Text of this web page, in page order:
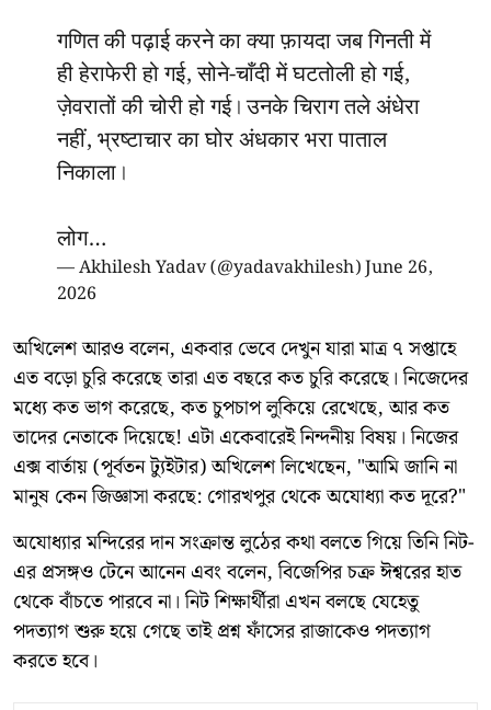
गणित की पढ़ाई करने का क्या फ़ायदा जब गिनती में
ही हेराफेरी हो गई, सोने-चाँदी में घटतोली हो गई,
ज़ेवरातों की चोरी हो गई। उनके चिराग तले अंधेरा
नहीं, भ्रष्टाचार का घोर अंधकार भरा पाताल
निकाला।
लोग…
— Akhilesh Yadav (@yadavakhilesh)June 26,
2026
অখিলেশ আরও বলেন, একবার ভেবে দেখুন যারা মাত্র ৭ সপ্তাহে
এত বড়ো চুরি করেছে তারা এত বছরে কত চুরি করেছে। নিজেদের
মধ্যে কত ভাগ করেছে, কত চুপচাপ লুকিয়ে রেখেছে, আর কত
তাদের নেতাকে দিয়েছে! এটা একেবারেই নিন্দনীয় বিষয়। নিজের
এক্স বার্তায় (পূর্বতন ট্যুইটার) অখিলেশ লিখেছেন, "আমি জানি না
মানুষ কেন জিজ্ঞাসা করছে: গোরখপুর থেকে অযোধ্যা কত দূরে?"
অযোধ্যার মন্দিরের দান সংক্রান্ত লুঠের কথা বলতে গিয়ে তিনি নিট-
এর প্রসঙ্গও টেনে আনেন এবং বলেন, বিজেপির চক্র ঈশ্বরের হাত
থেকে বাঁচতে পারবে না। নিট শিক্ষার্থীরা এখন বলছে যেহেতু
পদত্যাগ শুরু হয়ে গেছে তাই প্রশ্ন ফাঁসের রাজাকেও পদত্যাগ
করতে হবে।